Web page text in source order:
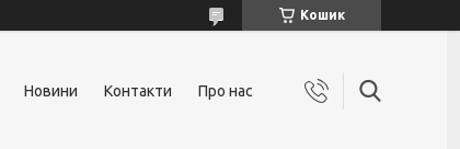
Кошик
Новини Контакти Про нас